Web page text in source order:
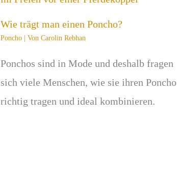
Wie trägt man einen Poncho?
Poncho | Von Carolin Rebhan
Ponchos sind in Mode und deshalb fragen
sich viele Menschen, wie sie ihren Poncho
richtig tragen und ideal kombinieren.